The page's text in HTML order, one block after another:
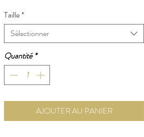
Taille*
Sélectionner
Quantité *
AJOUTER AU PANIER